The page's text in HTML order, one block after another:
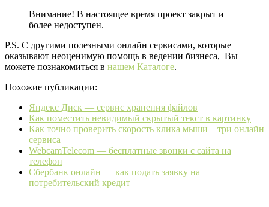
Внимание! В настоящее время проект закрыт и
более недоступен.
P.S. С другими полезными онлайн сервисами, которые
оказывают неоценимую помощь в ведении бизнеса, Вы
можете познакомиться в нашем Каталоге.
Похожие публикации:
Яндекс Диск — сервис хранения файлов
Как поместить невидимый скрытый текст в картинку
Как точно проверить скорость клика мыши – три онлайн
сервиса
WebcamTelecom — бесплатные звонки с сайта на
телефон
Сбербанк онлайн — как подать заявку на
потребительский кредит